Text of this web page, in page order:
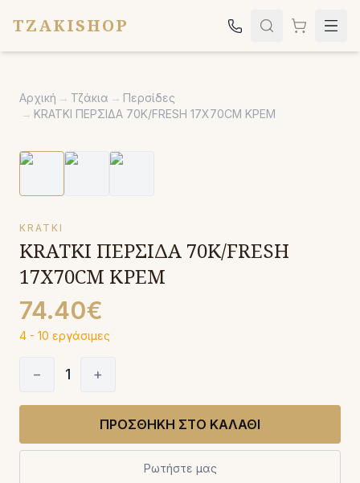
TZAKISHOP
Σόμπες
Κήπος
Εκκλησιαστικά
Σχετικά
Αρχική → Τζάκια → Περσίδες
→ KRATKI ΠΕΡΣΙΔΑ 70K/FRESH 17X70CM ΚΡΕΜ
KRATKI
KRATKI ΠΕΡΣΙΔΑ 70K/FRESH
17X70CM ΚΡΕΜ
74.40€
4 - 10 εργάσιμες
− 1 +
ΠΡΟΣΘΗΚΗ ΣΤΟ ΚΑΛΑΘΙ
Ρωτήστε μας